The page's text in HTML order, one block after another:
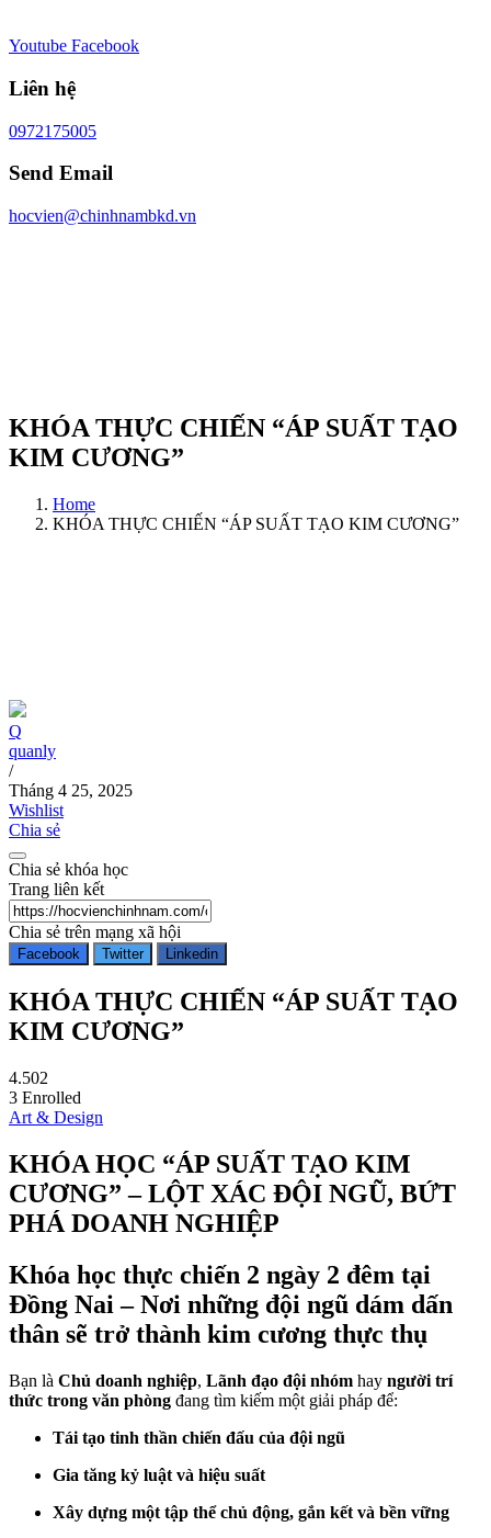
Youtube Facebook
Liên hệ
0972175005
Send Email
hocvien@chinhnambkd.vn
KHÓA THỰC CHIẾN “ÁP SUẤT TẠO
KIM CƯƠNG”
Home
KHÓA THỰC CHIẾN “ÁP SUẤT TẠO KIM CƯƠNG”
Q
quanly
/
Tháng 4 25, 2025
Wishlist
Chia sẻ
Chia sẻ khóa học
Trang liên kết
Chia sẻ trên mạng xã hội
Facebook Twitter Linkedin
KHÓA THỰC CHIẾN “ÁP SUẤT TẠO
KIM CƯƠNG”
4.502
3 Enrolled
Art & Design
KHÓA HỌC “ÁP SUẤT TẠO KIM
CƯƠNG” – LỘT XÁC ĐỘI NGŨ, BỨT
PHÁ DOANH NGHIỆP
Khóa học thực chiến 2 ngày 2 đêm tại
Đồng Nai – Nơi những đội ngũ dám dấn
thân sẽ trở thành kim cương thực thụ
Bạn là Chủ doanh nghiệp, Lãnh đạo đội nhóm hay người trí
thức trong văn phòng đang tìm kiếm một giải pháp để:
Tái tạo tinh thần chiến đấu của đội ngũ
Gia tăng kỷ luật và hiệu suất
Xây dựng một tập thể chủ động, gắn kết và bền vững